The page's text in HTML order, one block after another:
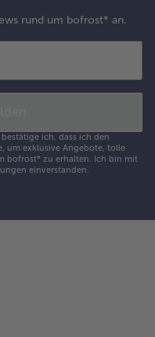
rund um bofrost* an.
ich, dass ich den
um exklusive Angebote, tolle
bofrost* zu erhalten. Ich bin mit
einverstanden.